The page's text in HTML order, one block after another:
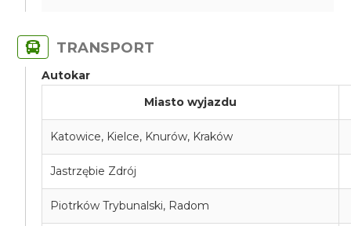
TRANSPORT
Autokar
Miasto wyjazdu
Katowice, Kielce, Knurów, Kraków
Jastrzębie Zdrój
Piotrków Trybunalski, Radom